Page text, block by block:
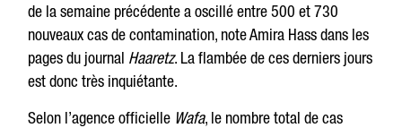
de la semaine précédente a oscillé entre 500 et 730
nouveaux cas de contamination, note Amira Hass dans les
pages du journal Haaretz. La flambée de ces derniers jours
est donc très inquiétante.
Selon l’agence officielle Wafa, le nombre total de cas